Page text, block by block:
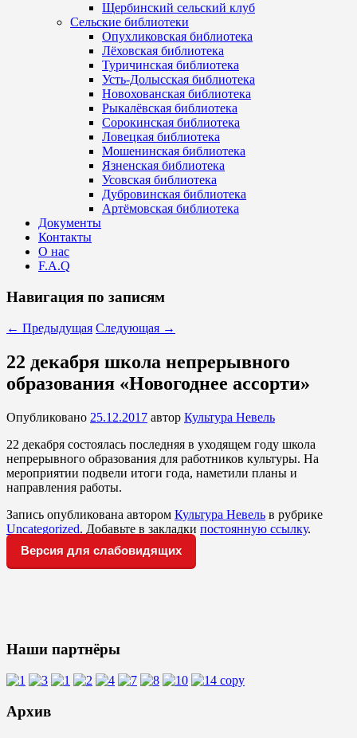
Щербинский сельский клуб
Сельские библиотеки
Опухликовская библиотека
Лёховская библиотека
Туричинская библиотека
Усть-Долысская библиотека
Новохованская библиотека
Рыкалёвская библиотека
Сорокинская библиотека
Ловецкая библиотека
Мошенинская библиотека
Язненская библиотека
Усовская библиотека
Дубровинская библиотека
Артёмовская библиотека
Документы
Контакты
О нас
F.A.Q
Навигация по записям
← Предыдущая Следующая →
22 декабря школа непрерывного
образования «Новогоднее ассорти»
Опубликовано 25.12.2017 автор Культура Невель
22 декабря состоялась последняя в уходящем году школа
непрерывного образования для работников культуры. На
мероприятии подвели итоги года, наметили планы и
направления работы.
Запись опубликована автором Культура Невель в рубрике
Uncategorized. Добавьте в закладки постоянную ссылку.
Версия для слабовидящих
Наши партнёры
Архив